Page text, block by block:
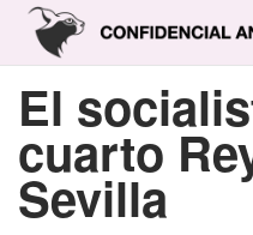
El
cuarto
Sevilla